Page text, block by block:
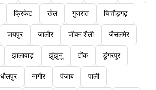
क्रिकेट खेल गुजरात चित्तौड़गढ़
जयपुर जालौर जीवन शैली जैसलमेर
झालावाड़ झुंझुनू टोंक डूंगरपुर
धौलपुर नागौर पंजाब पाली